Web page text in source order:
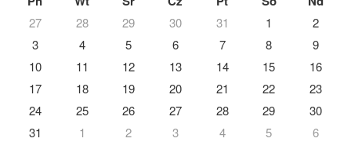
27 28 29 30 31 1
2
3
4 5 6 7 8
9
10
11 12 13 14 15
16
17
18 19 20 21 22
23
24
25 26 27 28 29
30
31
1 2 3 4 5 6